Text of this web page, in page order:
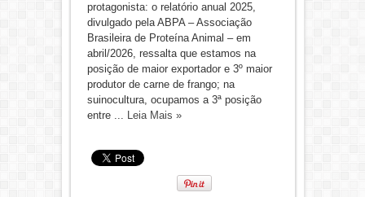
protagonista: o relatório anual 2025,
divulgado pela ABPA – Associação
Brasileira de Proteína Animal – em
abril/2026, ressalta que estamos na
posição de maior exportador e 3º maior
produtor de carne de frango; na
suinocultura, ocupamos a 3ª posição
entre ... Leia Mais »